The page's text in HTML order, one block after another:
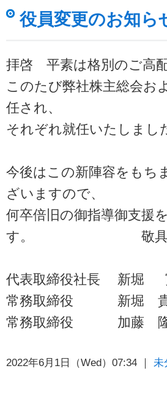
役員変更のお知ら
拝啓 平素は格別のご高
このたび弊社株主総会お
任され、
それぞれ就任いたしまし
今後はこの新陣容をもち
ざいますので、
何卒倍旧の御指導御支援
す。 敬具
代表取締役社長 新堀
常務取締役 新堀
常務取締役 加藤
2022年6月1日（Wed）07:34 ｜ 未